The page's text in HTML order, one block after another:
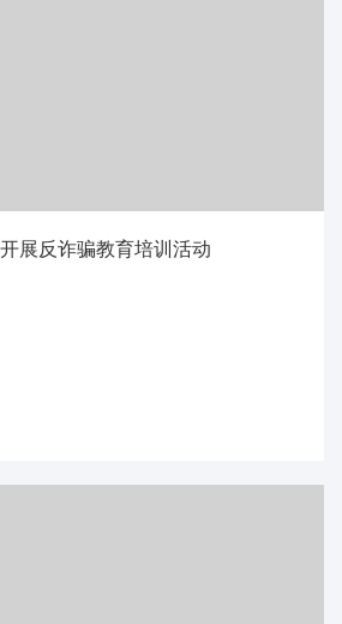
展反诈骗教育培训活动